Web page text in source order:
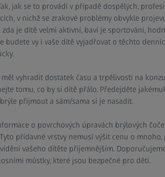
jak se to provádí v případě dospělých,
v nichž se zrakové problémy obvykle
je dítě velmi aktivní, baví je sportování,
budete vy i vaše dítě vyjadřovat o těchto
vyhradit dostatek času a trpělivosti na
tomu, co by si dítě přálo. Předejděte
přijmout a sám/sama si je nasadit.
o povrchových úpravách brýlových
přídavné vrstvy nemusí výšit cenu o
vašeho dítěte příjemnějším.
můstky, které jsou bezpečné pro děti.